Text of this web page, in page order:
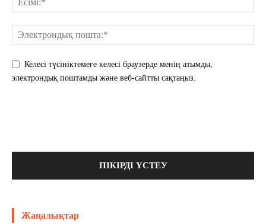
Келесі түсініктемеге келесі браузерде менің атымды,
электрондық поштамды және веб-сайтты сақтаңыз.
Жаңалықтар